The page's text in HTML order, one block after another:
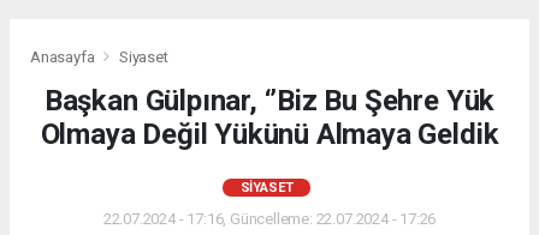
Anasayfa Siyaset
Başkan Gülpınar, ‘’Biz Bu Şehre Yük
Olmaya Değil Yükünü Almaya Geldik
SIYASET
22.07.2024 - 17:16, Güncelleme: 22.07.2024 - 17:26